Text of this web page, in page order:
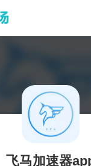
飞马加速器